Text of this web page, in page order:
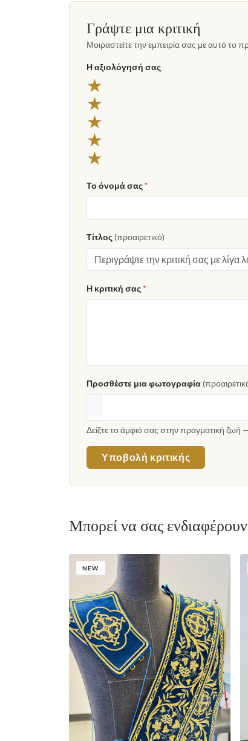
Γράψτε μια κριτική
Μοιραστείτε την εμπειρία σας με αυτό το
Η αξιολόγησή σας
★
★
★
★
★
Το όνομά σας*
Τίτλος(προαιρετικό)
Η κριτική σας*
Προσθέστε μια φωτογραφία
Δείξτε το άμφιό σας στην πραγματική
Υποβολή κριτικής
Μπορεί να σας
NEW